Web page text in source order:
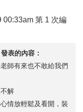
00:33am 第 1 次編
發表的內容：
師有來也不敢給我們
解
情放輕鬆及看開，裝